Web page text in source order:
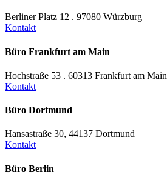
Berliner Platz 12 . 97080 Würzburg
Kontakt
Büro Frankfurt am Main
Hochstraße 53 . 60313 Frankfurt am Main
Kontakt
Büro Dortmund
Hansastraße 30, 44137 Dortmund
Kontakt
Büro Berlin